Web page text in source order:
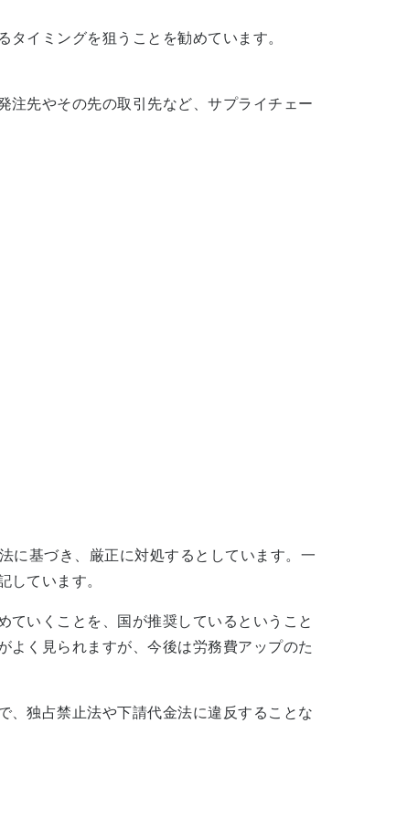
イミングを狙うことを勧めています。
先やその先の取引先など、サプライチェー
に基づき、厳正に対処するとしています。一
しています。
いくことを、国が推奨しているということ
よく見られますが、今後は労務費アップのた
独占禁止法や下請代金法に違反することな